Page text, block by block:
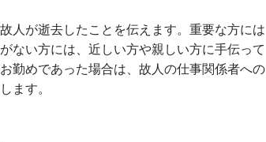
人が逝去したことを伝えます。重要な方には
ない方には、近しい方や親しい方に手伝って
勤めであった場合は、故人の仕事関係者への
ます。